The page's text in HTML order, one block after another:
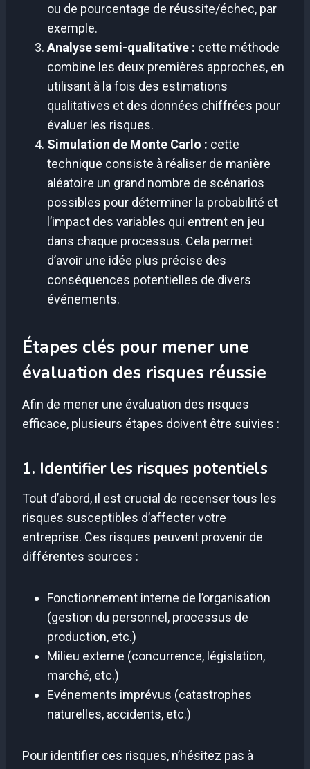
ou de pourcentage de réussite/échec, par
exemple.
Analyse semi-qualitative : cette méthode
combine les deux premières approches, en
utilisant à la fois des estimations
qualitatives et des données chiffrées pour
évaluer les risques.
Simulation de Monte Carlo : cette
technique consiste à réaliser de manière
aléatoire un grand nombre de scénarios
possibles pour déterminer la probabilité et
l’impact des variables qui entrent en jeu
dans chaque processus. Cela permet
d’avoir une idée plus précise des
conséquences potentielles de divers
événements.
Étapes clés pour mener une
évaluation des risques réussie
Afin de mener une évaluation des risques
efficace, plusieurs étapes doivent être suivies :
1. Identifier les risques potentiels
Tout d’abord, il est crucial de recenser tous les
risques susceptibles d’affecter votre
entreprise. Ces risques peuvent provenir de
différentes sources :
Fonctionnement interne de l’organisation
(gestion du personnel, processus de
production, etc.)
Milieu externe (concurrence, législation,
marché, etc.)
Evénements imprévus (catastrophes
naturelles, accidents, etc.)
Pour identifier ces risques, n’hésitez pas à